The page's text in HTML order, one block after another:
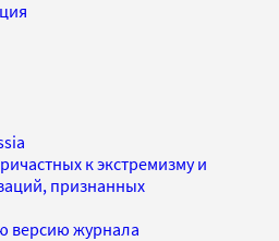
к экстремизму и
признанных
версию журнала